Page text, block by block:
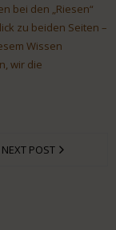
bei den „Riesen“
zu beiden Seiten –
Wissen
wir die
NEXT POST